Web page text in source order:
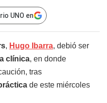
UNO en
, Hugo Ibarra, debió ser
clínica, en donde
tras
de este miércoles